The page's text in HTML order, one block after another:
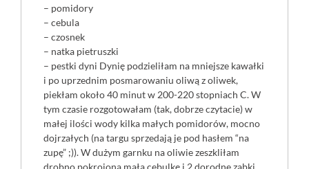
– pomidory
– cebula
– czosnek
– natka pietruszki
– pestki dyni Dynię podzieliłam na mniejsze kawałki
i po uprzednim posmarowaniu oliwą z oliwek,
piekłam około 40 minut w 200-220 stopniach C. W
tym czasie rozgotowałam (tak, dobrze czytacie) w
małej ilości wody kilka małych pomidorów, mocno
dojrzałych (na targu sprzedają je pod hasłem “na
zupę” ;)). W dużym garnku na oliwie zeszkliłam
drobno pokrojoną małą cebulkę i 2 dorodne ząbki